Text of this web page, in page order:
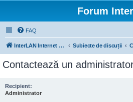
Forum
FAQ
InterLAN Internet Exchange Subiecte de discuții
Contactează un
Recipient:
Administrator